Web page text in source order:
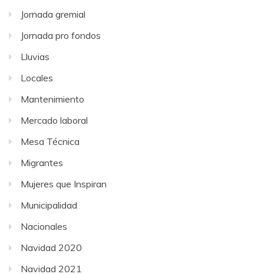
Jornada gremial
Jornada pro fondos
Lluvias
Locales
Mantenimiento
Mercado laboral
Mesa Técnica
Migrantes
Mujeres que Inspiran
Municipalidad
Nacionales
Navidad 2020
Navidad 2021